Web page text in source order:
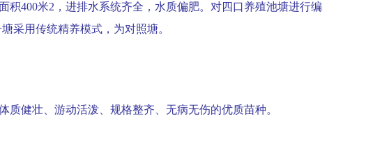
积400米2 ，进排水系统齐全，水质偏肥。对四口养殖池塘进行编
采用传统精养模式，为对照塘。
健壮、游动活泼、规格整齐、无病无伤的优质苗种。